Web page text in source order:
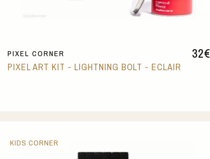
32€
PIXEL CORNER
PIXEL ART KIT - LIGHTNING BOLT - ECLAIR
KIDS CORNER